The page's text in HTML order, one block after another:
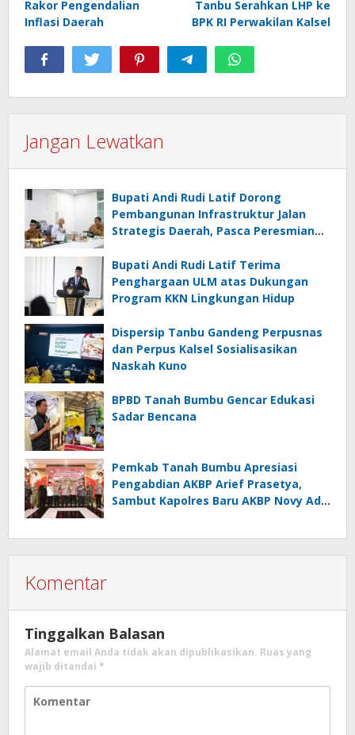
Rakor Pengendalian
Inflasi Daerah
Tanbu Serahkan LHP ke
BPK RI Perwakilan Kalsel
Jangan Lewatkan
Bupati Andi Rudi Latif Dorong
Pembangunan Infrastruktur Jalan
Strategis Daerah, Pasca Peresmian
Bupati Andi Rudi Latif Terima
Penghargaan ULM atas Dukungan
Program KKN Lingkungan Hidup
Dispersip Tanbu Gandeng Perpusnas
dan Perpus Kalsel Sosialisasikan
Naskah Kuno
BPBD Tanah Bumbu Gencar Edukasi
Sadar Bencana
Pemkab Tanah Bumbu Apresiasi
Pengabdian AKBP Arief Prasetya,
Sambut Kapolres Baru AKBP Novy Adi
Komentar
Tinggalkan Balasan
Alamat email Anda tidak akan dipublikasikan. Ruas yang
wajib ditandai *